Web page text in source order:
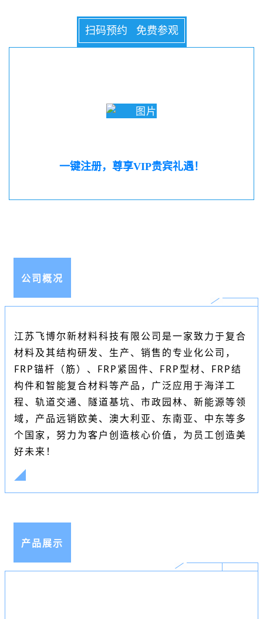
扫码预约 免费参观
一键注册，尊享VIP贵宾礼遇！
公司概况
江苏飞博尔新材料科技有限公司是一家致力于复合
材料及其结构研发、生产、销售的专业化公司，
FRP锚杆（筋）、FRP紧固件、FRP型材、FRP结
构件和智能复合材料等产品，广泛应用于海洋工
程、轨道交通、隧道基坑、市政园林、新能源等领
域，产品远销欧美、澳大利亚、东南亚、中东等多
个国家，努力为客户创造核心价值，为员工创造美
好未来！
产品展示